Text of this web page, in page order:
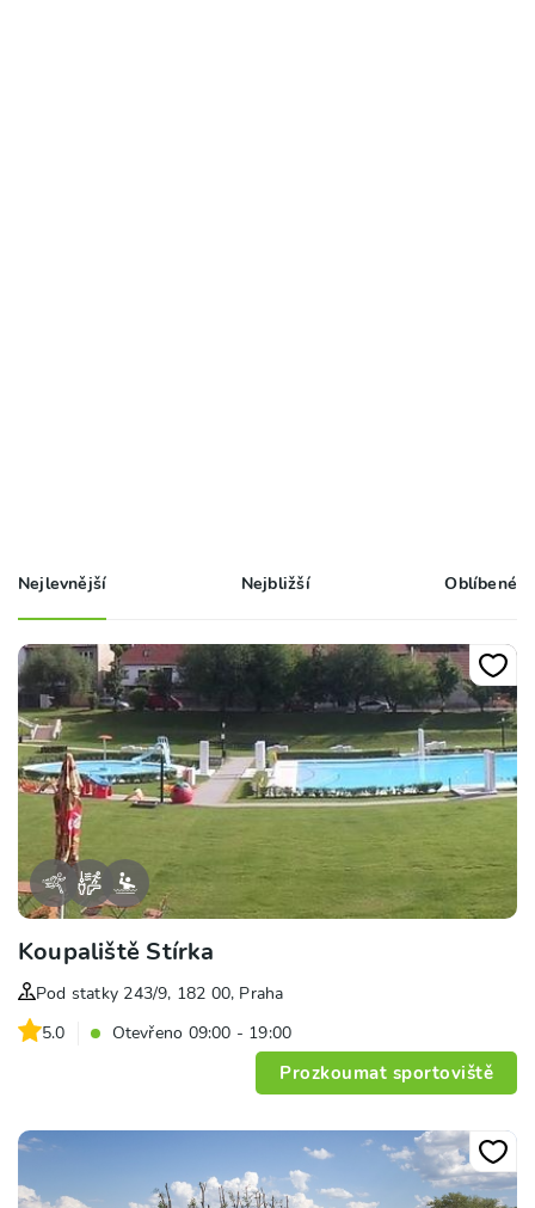
Nejlevnější Nejbližší Oblíbené
Koupaliště Stírka
Pod statky 243/9, 182 00, Praha
5.0
Otevřeno 09:00 - 19:00
Prozkoumat sportoviště